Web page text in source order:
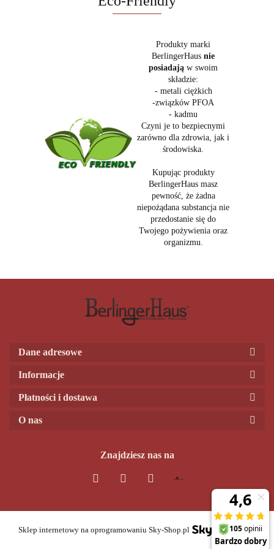
Produkty marki
BerlingerHaus nie
posiadają w swoim
składzie:
- metali ciężkich
-związków PFOA
- kadmu
Czyni je to bezpiecnymi
zarówno dla zdrowia, jak i
środowiska.
Kupując produkty
BerlingerHaus masz
pewność, że żadna
niepożądana substancja nie
przedostanie się do
Twojego pożywienia oraz
organizmu.
Dane adresowe
Informacje
Płatności i dostawa
O nas
Znajdziesz nas na
Sklep internetowy na oprogramowaniu Sky-Shop.pl